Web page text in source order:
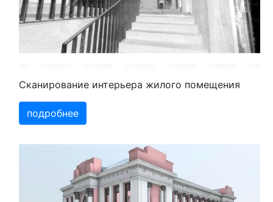
Сканирование интерьера жилого помещения
подробнее